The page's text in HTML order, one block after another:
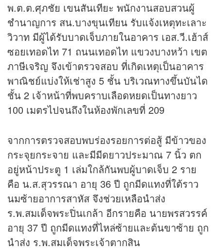
พ.ต.ต.ศุภชัย เขนสันเทียะ พนักงานสอบสวนผู้
ชำนาญการ สน.บางขุนเทียน รับแจ้งเหตุทะเลาะ
วิวาท มีผู้ได้รับบาดเจ็บภายในอาคาร เอส.วี.เฮ้าส์
ซอยเทอดไท 71 ถนนเทอดไท แขวงบางหว้า เขต
ภาษีเจริญ จึงเข้าตรวจสอบ ที่เกิดเหตุเป็นอาคาร
พาณิชย์แบ่งให้เช่าสูง 5 ชั้น บริเวณทางขึ้นบันได
ชั้น 2 เจ้าหน้าที่พบคราบเลือดหยดเป็นทางยาว
100 เมตรไปจนถึงในห้องพักเลขที่ 209
จากการตรวจสอบพบร่องรอยการต่อสู้ มีข้าวของ
กระจุยกระจาย และมีมีดยาวประมาณ 7 นิ้ว ตก
อยู่หน้าประตู 1 เล่มใกล้กันพบผู้บาดเจ็บ 2 ราย
คือ น.ส.สุวรรณา อายุ 36 ปี ถูกมีดแทงที่ใต้ราว
นมซ้ายอาการสาหัส จึงช่วยเหลือนำส่ง
ร.พ.สมเด็จพระปิ่นเกล้า อีกรายคือ นายพรสวรรค์
อายุ 37 ปี ถูกมีดแทงที่ไหล่ซ้ายและต้นขาซ้าย ถูก
นำส่ง ร.พ.สมเด็จพระเจ้าตากสิน